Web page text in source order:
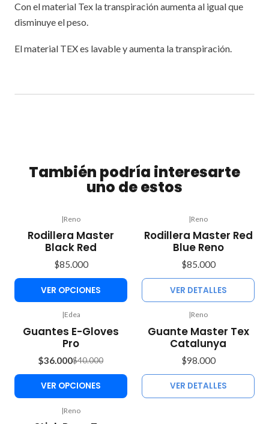
Con el material Tex la transpiración aumenta al igual que
disminuye el peso.
El material TEX es lavable y aumenta la transpiración.
También podría interesarte
uno de estos
|Reno
Rodillera Master
Black Red
$85.000
VER OPCIONES
|Reno
Rodillera Master Red
Blue Reno
$85.000
VER DETALLES
-10%
OFF
|Edea
Guantes E-Gloves
Pro
$36.000$40.000
VER OPCIONES
|Reno
Guante Master Tex
Catalunya
$98.000
VER DETALLES
|Reno